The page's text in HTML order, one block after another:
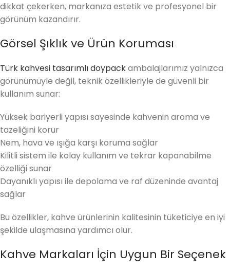
dikkat çekerken, markanıza estetik ve profesyonel bir
görünüm kazandırır.
Görsel Şıklık ve Ürün Koruması
Türk kahvesi tasarımlı doypackambalajlarımız yalnızca
görünümüyle değil, teknik özellikleriyle de güvenli bir
kullanım sunar:
Yüksek bariyerli yapısı sayesinde kahvenin aroma ve
tazeliğini korur
Nem, hava ve ışığa karşı koruma sağlar
Kilitli sistem ile kolay kullanım ve tekrar kapanabilme
özelliği sunar
Dayanıklı yapısı ile depolama ve raf düzeninde avantaj
sağlar
Bu özellikler, kahve ürünlerinin kalitesinin tüketiciye en iyi
şekilde ulaşmasına yardımcı olur.
Kahve Markaları İçin Uygun Bir Seçenek